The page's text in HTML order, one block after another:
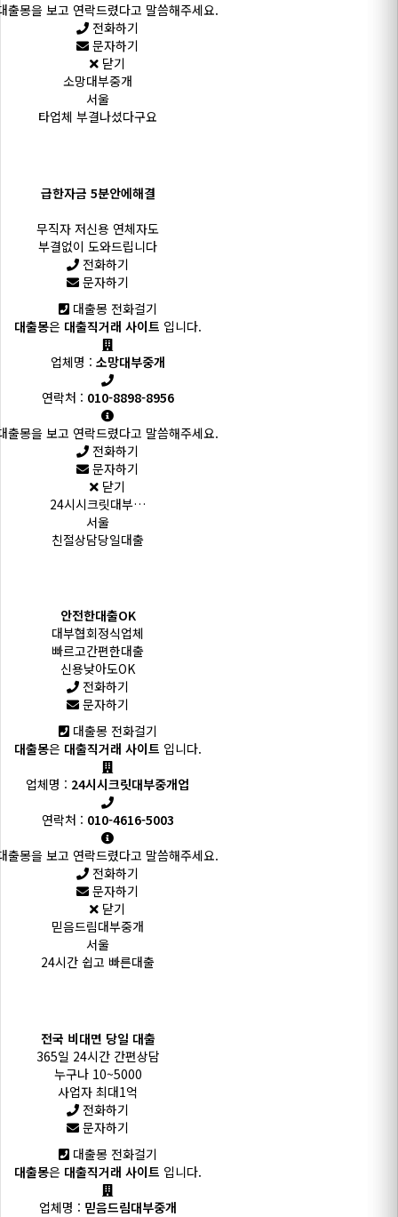
출몽을 보고 연락드렸다고 말씀해주세요.
전화하기
문자하기
닫기
소망대부중개
서울
타업체 부결나셨다구요
급한자금 5분안에해결
무직자 저신용 연체자도
부결없이 도와드립니다
전화하기
문자하기
대출몽 전화걸기
대출몽은 대출직거래 사이트 입니다.
업체명 : 소망대부중개
연락처 : 010-8898-8956
출몽을 보고 연락드렸다고 말씀해주세요.
전화하기
문자하기
닫기
24시시크릿대부…
서울
친절상담당일대출
안전한대출OK
대부협회정식업체
빠르고간편한대출
신용낮아도OK
전화하기
문자하기
대출몽 전화걸기
대출몽은 대출직거래 사이트 입니다.
업체명 : 24시시크릿대부중개업
연락처 : 010-4616-5003
출몽을 보고 연락드렸다고 말씀해주세요.
전화하기
문자하기
닫기
믿음드림대부중개
서울
24시간 쉽고 빠른대출
전국 비대면 당일 대출
365일 24시간 간편상담
누구나 10~5000
사업자 최대1억
전화하기
문자하기
대출몽 전화걸기
대출몽은 대출직거래 사이트 입니다.
업체명 : 믿음드림대부중개